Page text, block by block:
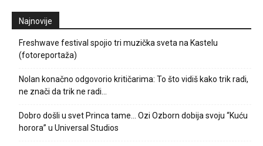
Najnovije
Freshwave festival spojio tri muzička sveta na Kastelu
(fotoreportaža)
Nolan konačno odgovorio kritičarima: To što vidiš kako trik radi,
ne znači da trik ne radi…
Dobro došli u svet Princa tame… Ozi Ozborn dobija svoju “Kuću
horora” u Universal Studios